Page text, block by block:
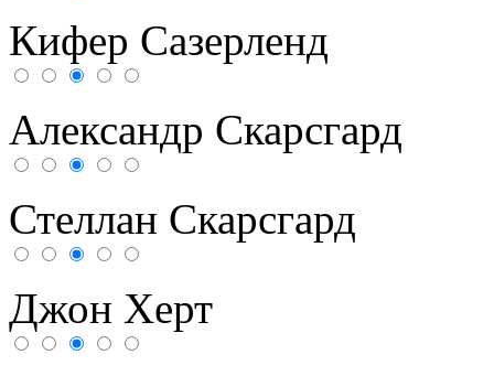
Кифер Сазерленд
Александр Скарсгард
Стеллан Скарсгард
Джон Херт